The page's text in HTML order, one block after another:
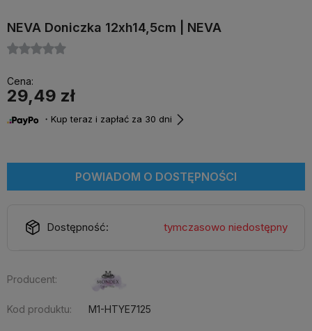
NEVA Doniczka 12xh14,5cm | NEVA
Cena:
29,49 zł
・Kup teraz i zapłać za 30 dni
POWIADOM O DOSTĘPNOŚCI
Dostępność: tymczasowo niedostępny
Producent:
Kod produktu: M1-HTYE7125